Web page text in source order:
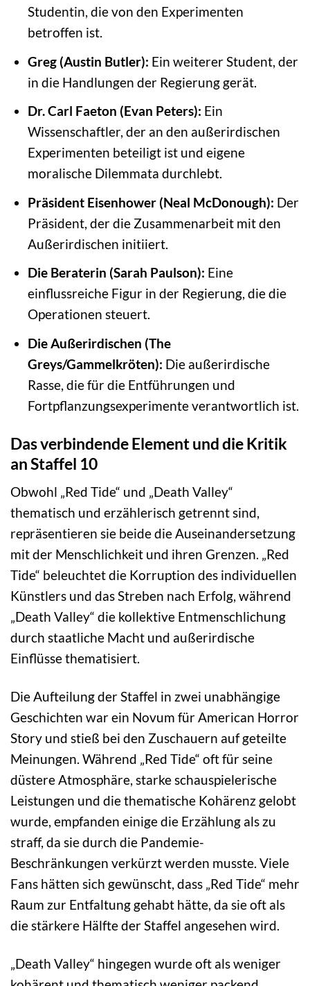
Studentin, die von den Experimenten
betroffen ist.
Greg (Austin Butler): Ein weiterer Student, der
in die Handlungen der Regierung gerät.
Dr. Carl Faeton (Evan Peters): Ein
Wissenschaftler, der an den außerirdischen
Experimenten beteiligt ist und eigene
moralische Dilemmata durchlebt.
Präsident Eisenhower (Neal McDonough): Der
Präsident, der die Zusammenarbeit mit den
Außerirdischen initiiert.
Die Beraterin (Sarah Paulson): Eine
einflussreiche Figur in der Regierung, die die
Operationen steuert.
Die Außerirdischen (The
Greys/Gammelkröten): Die außerirdische
Rasse, die für die Entführungen und
Fortpflanzungsexperimente verantwortlich ist.
Das verbindende Element und die Kritik
an Staffel 10
Obwohl „Red Tide“ und „Death Valley“
thematisch und erzählerisch getrennt sind,
repräsentieren sie beide die Auseinandersetzung
mit der Menschlichkeit und ihren Grenzen. „Red
Tide“ beleuchtet die Korruption des individuellen
Künstlers und das Streben nach Erfolg, während
„Death Valley“ die kollektive Entmenschlichung
durch staatliche Macht und außerirdische
Einflüsse thematisiert.
Die Aufteilung der Staffel in zwei unabhängige
Geschichten war ein Novum für American Horror
Story und stieß bei den Zuschauern auf geteilte
Meinungen. Während „Red Tide“ oft für seine
düstere Atmosphäre, starke schauspielerische
Leistungen und die thematische Kohärenz gelobt
wurde, empfanden einige die Erzählung als zu
straff, da sie durch die Pandemie-
Beschränkungen verkürzt werden musste. Viele
Fans hätten sich gewünscht, dass „Red Tide“ mehr
Raum zur Entfaltung gehabt hätte, da sie oft als
die stärkere Hälfte der Staffel angesehen wird.
„Death Valley“ hingegen wurde oft als weniger